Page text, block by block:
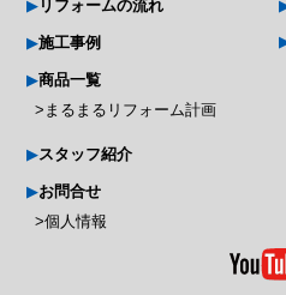
リフォームの流れ
施工事例
商品一覧
まるまるリフォーム計画
スタッフ紹介
お問合せ
個人情報